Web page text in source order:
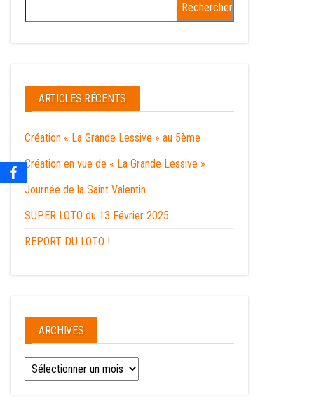
ARTICLES RÉCENTS
Création « La Grande Lessive » au 5ème
Création en vue de « La Grande Lessive »
Journée de la Saint Valentin
SUPER LOTO du 13 Février 2025
REPORT DU LOTO !
ARCHIVES
Archives